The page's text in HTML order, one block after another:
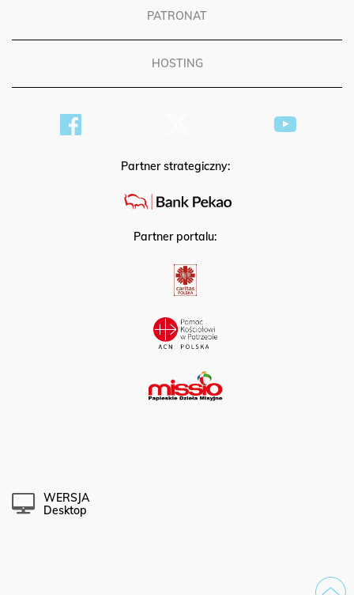
PATRONAT
HOSTING
Partner strategiczny:
Partner portalu:
WERSJA
Desktop